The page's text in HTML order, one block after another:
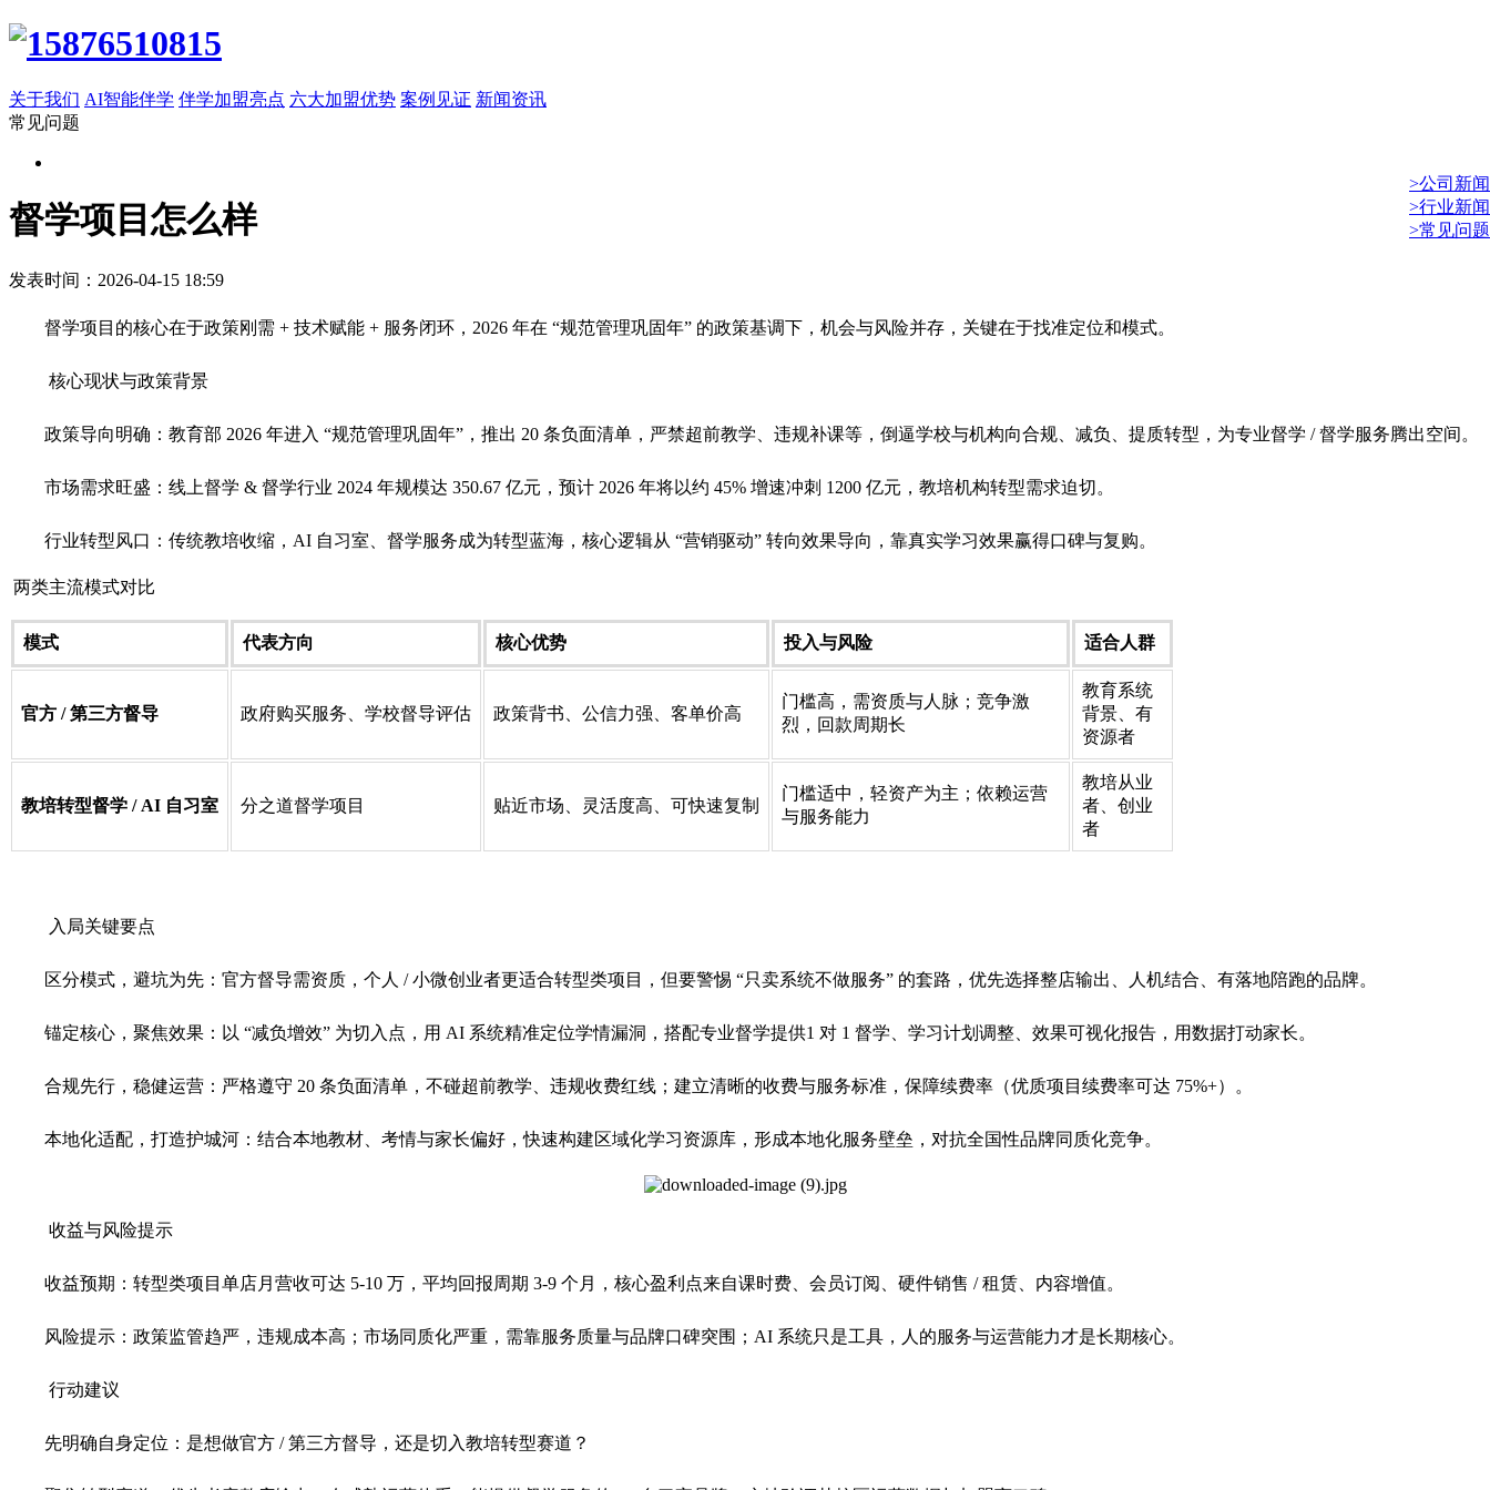
关于我们 AI智能伴学 伴学加盟亮点 六大加盟优势 案例见证 新闻资讯
常见问题
>公司新闻
>行业新闻
>常见问题
督学项目怎么样
发表时间：2026-04-15 18:59
督学项目的核心在于政策刚需 + 技术赋能 + 服务闭环，2026 年在 “规范管理巩固年” 的政策基调下，机会与风险并存，关键在于找准定位和模式。
核心现状与政策背景
政策导向明确：教育部 2026 年进入 “规范管理巩固年”，推出 20 条负面清单，严禁超前教学、违规补课等，倒逼学校与机构向合规、减负、提质转型，为专业督学 / 督学服务腾出空间。
市场需求旺盛：线上督学 & 督学行业 2024 年规模达 350.67 亿元，预计 2026 年将以约 45% 增速冲刺 1200 亿元，教培机构转型需求迫切。
行业转型风口：传统教培收缩，AI 自习室、督学服务成为转型蓝海，核心逻辑从 “营销驱动” 转向效果导向，靠真实学习效果赢得口碑与复购。
两类主流模式对比
模式 代表方向 核心优势 投入与风险 适合人群
官方 / 第三方督导 政府购买服务、学校督导评估 政策背书、公信力强、客单价高
门槛高，需资质与人脉；竞争激
烈，回款周期长
教育系统
背景、有
资源者
教培转型督学 / AI 自习室 分之道督学项目 贴近市场、灵活度高、可快速复制
门槛适中，轻资产为主；依赖运营
与服务能力
教培从业
者、创业
者
入局关键要点
区分模式，避坑为先：官方督导需资质，个人 / 小微创业者更适合转型类项目，但要警惕 “只卖系统不做服务” 的套路，优先选择整店输出、人机结合、有落地陪跑的品牌。
锚定核心，聚焦效果：以 “减负增效” 为切入点，用 AI 系统精准定位学情漏洞，搭配专业督学提供1 对 1 督学、学习计划调整、效果可视化报告，用数据打动家长。
合规先行，稳健运营：严格遵守 20 条负面清单，不碰超前教学、违规收费红线；建立清晰的收费与服务标准，保障续费率（优质项目续费率可达 75%+）。
本地化适配，打造护城河：结合本地教材、考情与家长偏好，快速构建区域化学习资源库，形成本地化服务壁垒，对抗全国性品牌同质化竞争。
收益与风险提示
收益预期：转型类项目单店月营收可达 5-10 万，平均回报周期 3-9 个月，核心盈利点来自课时费、会员订阅、硬件销售 / 租赁、内容增值。
风险提示：政策监管趋严，违规成本高；市场同质化严重，需靠服务质量与品牌口碑突围；AI 系统只是工具，人的服务与运营能力才是长期核心。
行动建议
先明确自身定位：是想做官方 / 第三方督导，还是切入教培转型赛道？